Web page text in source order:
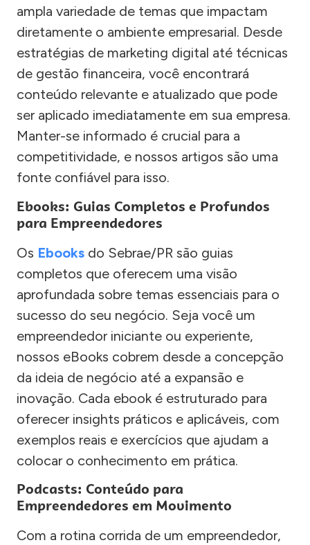
ampla variedade de temas que impactam
diretamente o ambiente empresarial. Desde
estratégias de marketing digital até técnicas
de gestão financeira, você encontrará
conteúdo relevante e atualizado que pode
ser aplicado imediatamente em sua empresa.
Manter-se informado é crucial para a
competitividade, e nossos artigos são uma
fonte confiável para isso.
Ebooks: Guias Completos e Profundos
para Empreendedores
Os Ebooks do Sebrae/PR são guias
completos que oferecem uma visão
aprofundada sobre temas essenciais para o
sucesso do seu negócio. Seja você um
empreendedor iniciante ou experiente,
nossos eBooks cobrem desde a concepção
da ideia de negócio até a expansão e
inovação. Cada ebook é estruturado para
oferecer insights práticos e aplicáveis, com
exemplos reais e exercícios que ajudam a
colocar o conhecimento em prática.
Podcasts: Conteúdo para
Empreendedores em Movimento
Com a rotina corrida de um empreendedor,